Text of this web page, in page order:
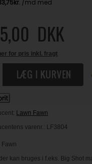
DKK
for pris inkl. fragt
Lawn Fawn
varenr.: LF3804
Fawn
kan bruges i f.eks. Big Shot